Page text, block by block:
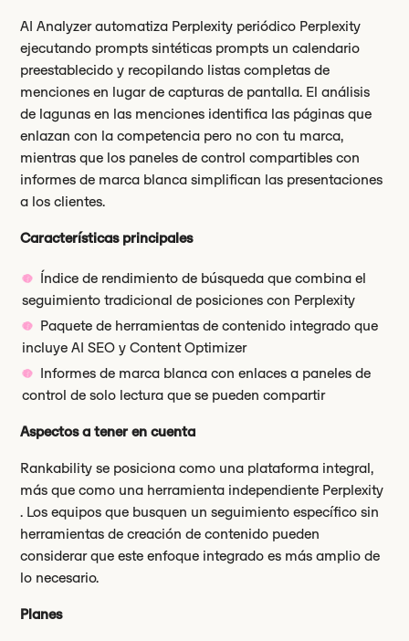
AI Analyzer automatiza Perplexity periódico Perplexity
ejecutando prompts sintéticas prompts un calendario
preestablecido y recopilando listas completas de
menciones en lugar de capturas de pantalla. El análisis
de lagunas en las menciones identifica las páginas que
enlazan con la competencia pero no con tu marca,
mientras que los paneles de control compartibles con
informes de marca blanca simplifican las presentaciones
a los clientes.
Características principales
Índice de rendimiento de búsqueda que combina el
seguimiento tradicional de posiciones con Perplexity
Paquete de herramientas de contenido integrado que
incluye AI SEO y Content Optimizer
Informes de marca blanca con enlaces a paneles de
control de solo lectura que se pueden compartir
Aspectos a tener en cuenta
Rankability se posiciona como una plataforma integral,
más que como una herramienta independiente Perplexity
. Los equipos que busquen un seguimiento específico sin
herramientas de creación de contenido pueden
considerar que este enfoque integrado es más amplio de
lo necesario.
Planes